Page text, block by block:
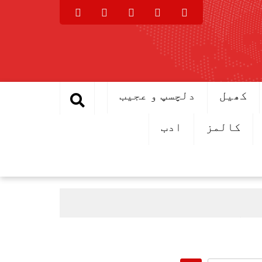
کھیل دلچسپ و عجیب
کالمز ادب